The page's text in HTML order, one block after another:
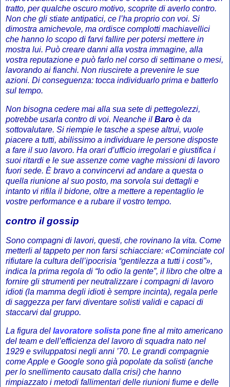
tratto, per qualche oscuro motivo, scoprite di averlo contro.
Non che gli stiate antipatici, ce l’ha proprio con voi. Si
dimostra amichevole, ma ordisce complotti machiavellici
che hanno lo scopo di farvi fallire per potersi mettere in
mostra lui. Può creare danni alla vostra immagine, alla
vostra reputazione e può farlo nel corso di settimane o mesi,
lavorando ai fianchi. Non riuscirete a prevenire le sue
azioni. Di conseguenza: tocca individuarlo prima e batterlo
sul tempo.
Non bisogna cedere mai alla sua sete di pettegolezzi,
potrebbe usarla contro di voi. Neanche il Baro è da
sottovalutare. Si riempie le tasche a spese altrui, vuole
piacere a tutti, abilissimo a individuare le persone disposte
a fare il suo lavoro. Ha orari d’ufficio irregolari e giustifica i
suoi ritardi e le sue assenze come vaghe missioni di lavoro
fuori sede. È bravo a convincervi ad andare a questa o
quella riunione al suo posto, ma sorvola sui dettagli e
intanto vi rifila il bidone, oltre a mettere a repentaglio le
vostre performance e a rubare il vostro tempo.
contro il gossip
Sono compagni di lavori, questi, che rovinano la vita. Come
metterli al tappeto per non farsi schiacciare: «Cominciate col
rifiutare la cultura dell’ipocrisia “gentilezza a tutti i costi”»,
indica la prima regola di “Io odio la gente”, il libro che oltre a
fornire gli strumenti per neutralizzare i compagni di lavoro
idioti (la mamma degli idioti è sempre incinta), regala perle
di saggezza per farvi diventare solisti validi e capaci di
staccarvi dal gruppo.
La figura del lavoratore solista pone fine al mito americano
del team e dell’efficienza del lavoro di squadra nato nel
1929 e sviluppatosi negli anni ’70. Le grandi compagnie
come Apple e Google sono già popolate da solisti (anche
per lo snellimento causato dalla crisi) che hanno
rimpiazzato i metodi fallimentari delle riunioni fiume e delle